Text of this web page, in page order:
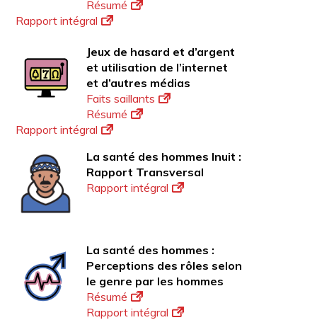
Résumé
Rapport intégral
Jeux de hasard et d’argent
et utilisation de l’internet
et d’autres médias
Faits saillants
Résumé
Rapport intégral
La santé des hommes Inuit :
Rapport Transversal
Rapport intégral
La santé des hommes :
Perceptions des rôles selon
le genre par les hommes
Résumé
Rapport intégral